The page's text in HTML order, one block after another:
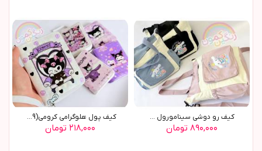
کیف رو دوشی سینامورول ...
۸۹۰,۰۰۰ تومان
کيف پول هلوگرامي کرومي(9559)
۲۱۸,۰۰۰ تومان